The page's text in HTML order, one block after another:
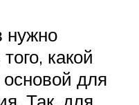
нужно
какой
для